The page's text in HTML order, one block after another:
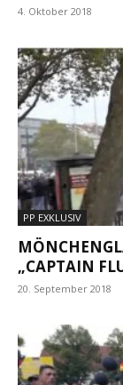
4. Oktober 2018
PP EXKLUSIV
„CAPTAIN
20. September 2018